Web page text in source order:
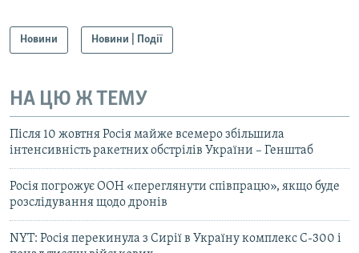
Новини Новини | Події
НА ЦЮ Ж ТЕМУ
Після 10 жовтня Росія майже всемеро збільшила
інтенсивність ракетних обстрілів України – Генштаб
Росія погрожує ООН «переглянути співпрацю», якщо буде
розслідування щодо дронів
NYT: Росія перекинула з Сирії в Україну комплекс С-300 і